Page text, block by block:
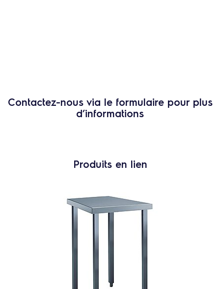
Contactez-nous via le formulaire pour plus
d’informations
Produits en lien